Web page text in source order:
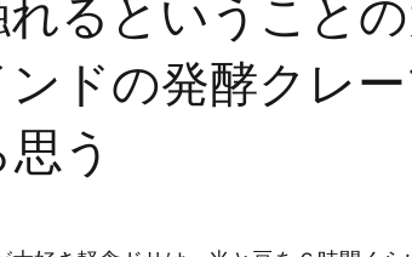
るということ
ドの発酵クレ
う